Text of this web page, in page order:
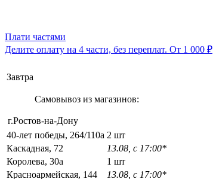
Плати частями
Делите оплату на 4 части, без переплат. От 1 000 ₽
Завтра
Самовывоз из магазинов:
г.Ростов-на-Дону
40-лет победы, 264/110а 2 шт
Каскадная, 72
13.08, с 17:00*
Королева, 30а
1 шт
Красноармейская, 144
13.08, с 17:00*